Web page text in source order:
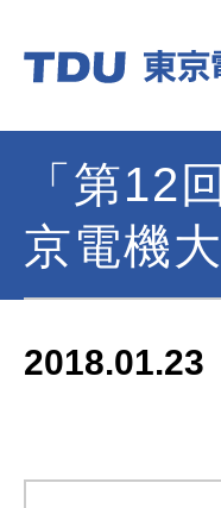
「第12
京電機
2018.01.23